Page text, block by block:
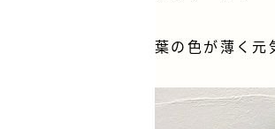
葉の色が薄く